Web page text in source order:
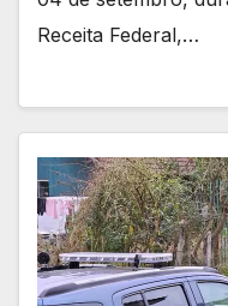
Receita Federal,…